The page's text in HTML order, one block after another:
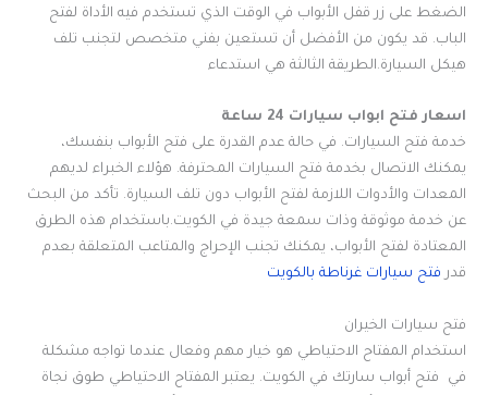
الضغط على زر قفل الأبواب في الوقت الذي تستخدم فيه الأداة لفتح
الباب. قد يكون من الأفضل أن تستعين بفني متخصص لتجنب تلف
هيكل السيارة.الطريقة الثالثة هي استدعاء
اسعار فتح ابواب سيارات 24 ساعة
خدمة فتح السيارات. في حالة عدم القدرة على فتح الأبواب بنفسك،
يمكنك الاتصال بخدمة فتح السيارات المحترفة. هؤلاء الخبراء لديهم
المعدات والأدوات اللازمة لفتح الأبواب دون تلف السيارة. تأكد من البحث
عن خدمة موثوقة وذات سمعة جيدة في الكويت.باستخدام هذه الطرق
المعتادة لفتح الأبواب، يمكنك تجنب الإحراج والمتاعب المتعلقة بعدم
قدر فتح سيارات غرناطة بالكويت
فتح سيارات الخيران
استخدام المفتاح الاحتياطي هو خيار مهم وفعال عندما تواجه مشكلة
في فتح أبواب سارتك في الكويت. يعتبر المفتاح الاحتياطي طوق نجاة